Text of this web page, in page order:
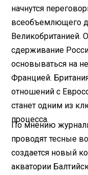
начнутся
всеобъемлющего
Великобританией.
сдерживание
основываться на
Францией.
отношений с
станет одним из
процесса.
По мнению
проводят тесные
создается новый
акватории